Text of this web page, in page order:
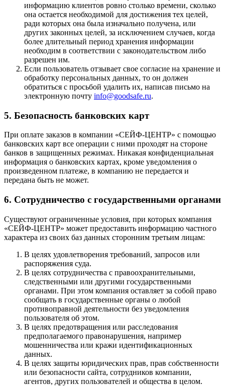
информацию клиентов ровно столько времени, сколько
она остается необходимой для достижения тех целей,
ради которых она была изначально получена, или
других законных целей, за исключением случаев, когда
более длительный период хранения информации
необходим в соответствии с законодательством либо
разрешен им.
Если пользователь отзывает свое согласие на хранение и
обработку персональных данных, то он должен
обратиться с просьбой удалить их, написав письмо на
электронную почту info@goodsafe.ru.
5. Безопасность банковских карт
При оплате заказов в компании «СЕЙФ-ЦЕНТР» с помощью
банковских карт все операции с ними проходят на стороне
банков в защищенных режимах. Никакая конфиденциальная
информация о банковских картах, кроме уведомления о
произведенном платеже, в компанию не передается и
передана быть не может.
6. Сотрудничество с государственными органами
Существуют ограниченные условия, при которых компания
«СЕЙФ-ЦЕНТР» может предоставить информацию частного
характера из своих баз данных сторонним третьим лицам:
В целях удовлетворения требований, запросов или
распоряжения суда.
В целях сотрудничества с правоохранительными,
следственными или другими государственными
органами. При этом компания оставляет за собой право
сообщать в государственные органы о любой
противоправной деятельности без уведомления
пользователя об этом.
В целях предотвращения или расследования
предполагаемого правонарушения, например
мошенничества или кражи идентификационных
данных.
В целях защиты юридических прав, прав собственности
или безопасности сайта, сотрудников компании,
агентов, других пользователей и общества в целом.